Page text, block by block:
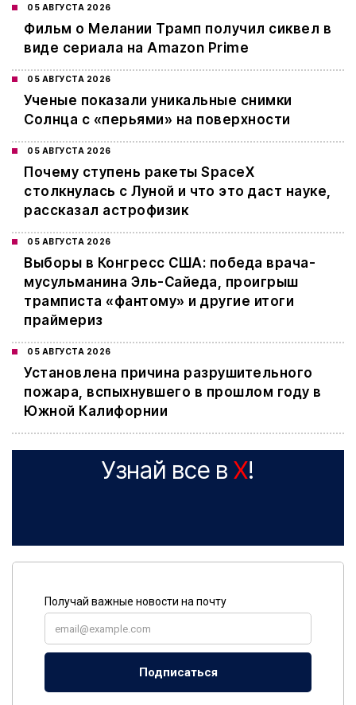
05 АВГУСТА 2026
Фильм о Мелании Трамп получил сиквел в
виде сериала на Amazon Prime
05 АВГУСТА 2026
Ученые показали уникальные снимки
Солнца с «перьями» на поверхности
05 АВГУСТА 2026
Почему ступень ракеты SpaceX
столкнулась с Луной и что это даст науке,
рассказал астрофизик
05 АВГУСТА 2026
Выборы в Конгресс США: победа врача-
мусульманина Эль-Сайеда, проигрыш
трамписта «фантому» и другие итоги
праймериз
05 АВГУСТА 2026
Установлена причина разрушительного
пожара, вспыхнувшего в прошлом году в
Южной Калифорнии
Узнай все в X!